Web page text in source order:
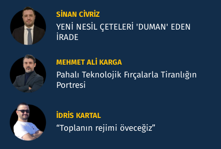
SINAN CIVRIZ
YENİ NESİL ÇETELERİ 'DUMAN' EDEN
İRADE
MEHMET ALI KARGA
Pahalı Teknolojik Fırçalarla Tiranlığın
Portresi
İDRIS KARTAL
“Toplanın rejimi öveceğiz”